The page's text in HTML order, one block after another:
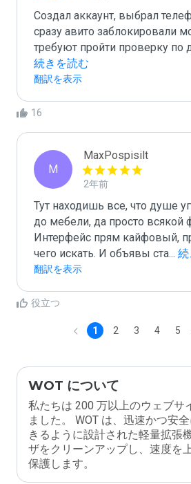
Создал аккаунт, выбрал
сразу авито заблокировали
требуют пройти проверку по
続きを読む
翻訳を表示
16
M
MaxPospisilt
2年前
Тут находишь все, что душе
до мебели, да просто всякой
Интерфейс прям кайфовый,
чего искать. И объявы ста... 続
翻訳を表示
役立つ
1 2 3 4 5
WOT について
私たちは 200 万以上のウェブサ
ました。 WOT は、迅速かつ安
きるように設計された軽量拡張
ザをクリーンアップし、速度を
保護します。